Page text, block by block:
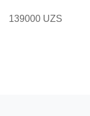
139000 UZS